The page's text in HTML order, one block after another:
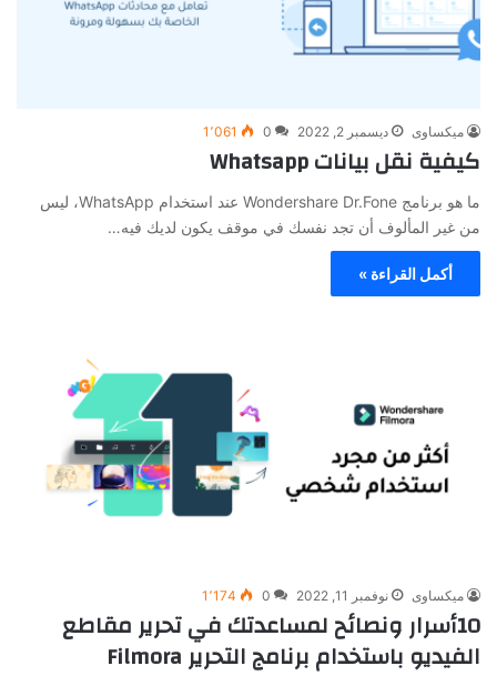
ميكساوى ديسمبر 2, 2022 0 1٬061
كيفية نقل بيانات Whatsapp
ما هو برنامج Wondershare Dr.Fone عند استخدام WhatsApp، ليس
من غير المألوف أن تجد نفسك في موقف يكون لديك فيه…
أكمل القراءة »
ميكساوى نوفمبر 11, 2022 0 1٬174
10أسرار ونصائح لمساعدتك في تحرير مقاطع
الفيديو باستخدام برنامج التحرير Filmora